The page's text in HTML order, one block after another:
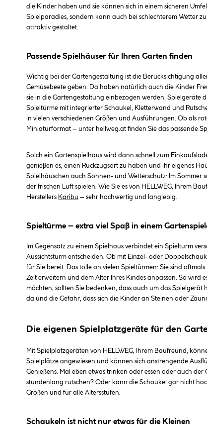
die Kinder haben und sie können sich in einem sicheren
Spielparadies, sondern kann auch bei schlechterem Wetter
attraktiv gestaltet.
Passende Spielhäuser für Ihren Garten finden
Wichtig bei der Gartengestaltung ist die Berücksichtigung
Gemüsebeete geben. Da haben natürlich auch die Kinder
sie in die Gartengestaltung einbezogen werden. Spielgeräte
Spieltürme mit integrierter Schaukel, Kletterwand und
in vielen verschiedenen Größen und Ausführungen. Ob als
Miniaturformat – unter hellweg.at finden Sie das passende
Solch ein Gartenspielhaus wird dann schnell zum
genießen es, einen Rückzugsort zu haben und ihr eigenes
Spielhäuschen auch Sonnen- und Wetterschutz: Im
der frischen Luft spielen. Wie Sie es von HELLWEG, Ihrem
Herstellers Karibu – sehr hochwertig und langlebig.
Spieltürme – extra viel Spaß in einem
Im Gegensatz zu einem Spielhaus verbindet ein Spielturm
Aussichtsturm entscheiden. Ob mit Einzel- oder
für Sie bereit. Das tolle an vielen Spieltürmen: Sie sind
Zeit erweitern und dem Alter Ihres Kindes anpassen. So
möchten, sollten Sie bedenken, dass auch um das
da und die Gefahr, dass sich die Kinder an Steinen oder
Die eigenen Spielplatzgeräte für den
Mit Spielplatzgeräten von HELLWEG, Ihrem Baufreund,
Spielplätze angewiesen und können sich anstrengende
Genießens. Mal eben etwas trinken oder essen oder auch
stundenlang rutschen? Oder kann die Schaukel gar nicht
Größen und für alle Altersstufen.
Schaukeln ist nicht nur etwas für die Kleinen